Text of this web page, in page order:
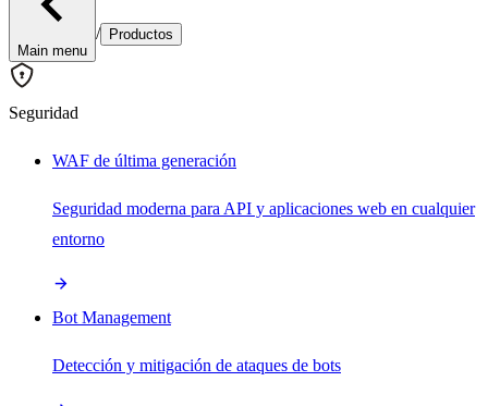
Main menu
/ Productos
Seguridad
WAF de última generación
Seguridad moderna para API y aplicaciones web en cualquier
entorno
Bot Management
Detección y mitigación de ataques de bots